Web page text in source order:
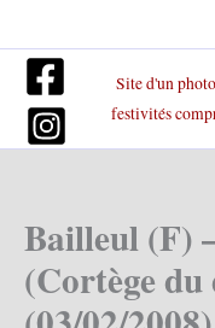
contenu
Site d'un
festivités
Bailleul (F)
(Cortège